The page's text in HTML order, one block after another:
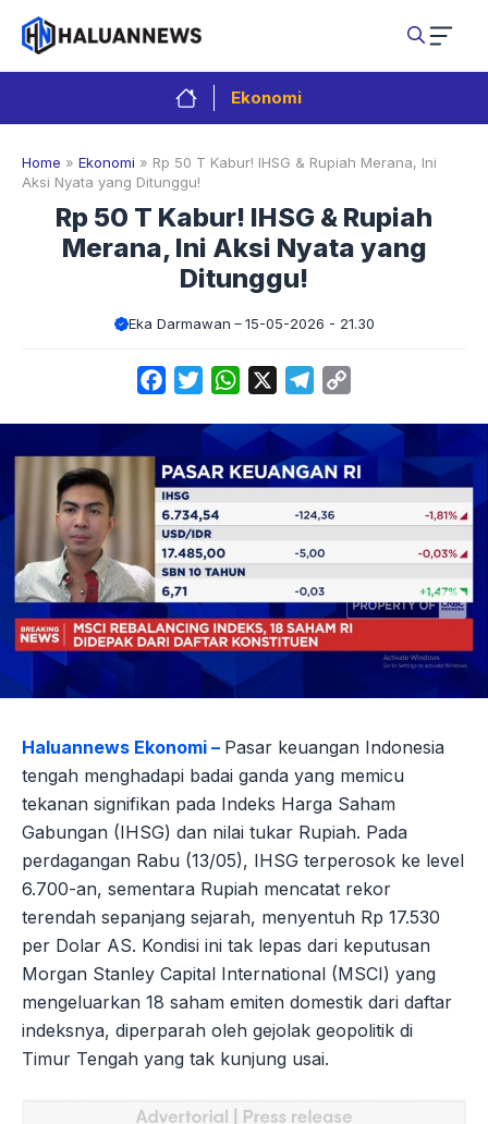
Langsung
isi
Ekonomi
Home » Ekonomi » Rp 50 T Kabur! IHSG & Rupiah Merana, Ini
Aksi Nyata yang Ditunggu!
Rp 50 T Kabur! IHSG & Rupiah
Merana, Ini Aksi Nyata yang
Ditunggu!
Eka Darmawan 15-05-2026 - 21.30
FacebookTwitterWhatsApp Telegram
Haluannews Ekonomi – Pasar keuangan Indonesia
tengah menghadapi badai ganda yang memicu
tekanan signifikan pada Indeks Harga Saham
Gabungan (IHSG) dan nilai tukar Rupiah. Pada
perdagangan Rabu (13/05), IHSG terperosok ke level
6.700-an, sementara Rupiah mencatat rekor
terendah sepanjang sejarah, menyentuh Rp 17.530
per Dolar AS. Kondisi ini tak lepas dari keputusan
Morgan Stanley Capital International (MSCI) yang
mengeluarkan 18 saham emiten domestik dari daftar
indeksnya, diperparah oleh gejolak geopolitik di
Timur Tengah yang tak kunjung usai.